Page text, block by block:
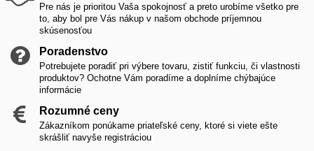
Pre nás je prioritou Vaša spokojnosť a preto urobíme všetko pre
to, aby bol pre Vás nákup v našom obchode príjemnou
skúsenosťou
Poradenstvo
Potrebujete poradiť pri výbere tovaru, zistiť funkciu, či vlastnosti
produktov? Ochotne Vám poradíme a doplníme chýbajúce
informácie
Rozumné ceny
Zákazníkom ponúkame priateľské ceny, ktoré si viete ešte
skrášliť navyše registráciou